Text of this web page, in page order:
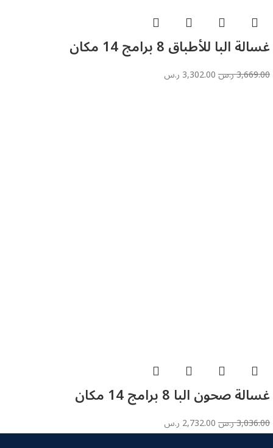
غسالة البا للأطباق 8 برامج 14 مكان
3,669.00ر.س3,302.00 ر.س
غسالة صحون البا 8 برامج 14 مكان
3,036.00ر.س2,732.00 ر.س